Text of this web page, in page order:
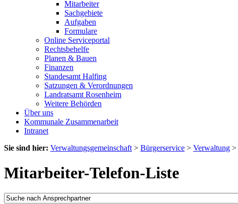
Mitarbeiter
Sachgebiete
Aufgaben
Formulare
Online Serviceportal
Rechtsbehelfe
Planen & Bauen
Finanzen
Standesamt Halfing
Satzungen & Verordnungen
Landratsamt Rosenheim
Weitere Behörden
Über uns
Kommunale Zusammenarbeit
Intranet
Sie sind hier: Verwaltungsgemeinschaft > Bürgerservice > Verwaltung >
Mitarbeiter-Telefon-Liste